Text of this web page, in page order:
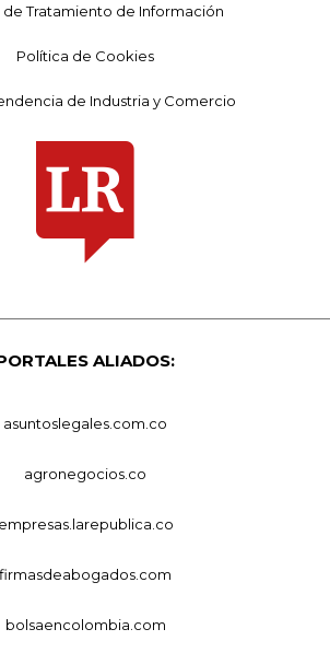
de Tratamiento de Información
Política de Cookies
de Industria y Comercio
ALIADOS:
asuntoslegales.com.co
agronegocios.co
empresas.larepublica.co
firmasdeabogados.com
bolsaencolombia.com